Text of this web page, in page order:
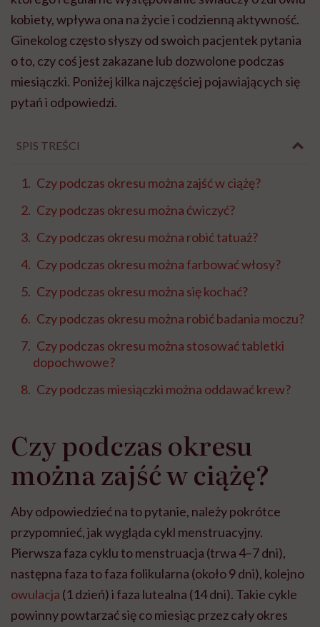
kobiety, wpływa ona na życie i codzienną aktywność.
Ginekolog często słyszy od swoich pacjentek pytania
o to, czy coś jest zakazane lub dozwolone podczas
miesiączki. Poniżej kilka najczęściej pojawiających się
pytań i odpowiedzi.
SPIS TREŚCI
Czy podczas okresu można zajść w ciążę?
Czy podczas okresu można ćwiczyć?
Czy podczas okresu można robić tatuaż?
Czy podczas okresu można farbować włosy?
Czy podczas okresu można się kochać?
Czy podczas okresu można robić badania moczu?
Czy podczas okresu można stosować tabletki
dopochwowe?
Czy podczas miesiączki można oddawać krew?
Czy podczas okresu
można zajść w ciążę?
Aby odpowiedzieć na to pytanie, należy pokrótce
przypomnieć, jak wygląda cykl menstruacyjny.
Pierwsza faza cyklu to menstruacja (trwa 4–7 dni),
następna faza to fazafolikularna (około 9 dni), kolejno
owulacja (1 dzień) i faza lutealna (14 dni). Takie cykle
powinny powtarzać się co miesiąc przez cały okres